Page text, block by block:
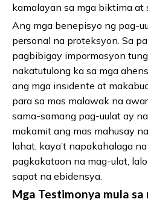
kamalayan sa mga biktima at
Ang mga benepisyo ng pag-
personal na proteksyon. Sa
pagbibigay impormasyon
nakatutulong ka sa mga
ang mga insidente at
para sa mas malawak na
sama-samang pag-uulat ay
makamit ang mas mahusay
lahat, kaya’t napakahalaga
pagkakataon na mag-ulat,
sapat na ebidensya.
Mga Testimonya mula sa